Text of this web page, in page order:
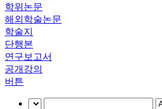
학위논문
해외학술논문
학술지
단행본
연구보고서
공개강의
버튼